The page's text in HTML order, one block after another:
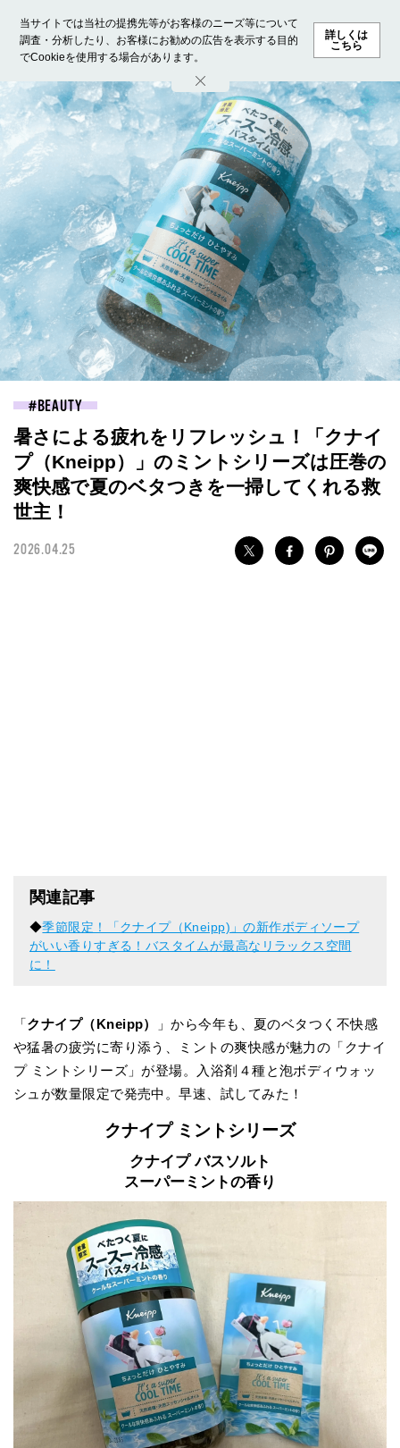
当サイトでは当社の提携先等がお客様のニーズ等について
調査・分析したり、お客様にお勧めの広告を表示する目的
でCookieを使用する場合があります。
詳しくは
こちら
ホーム モデル募集 ランキング ファッション ビューテ
BEAUTY
暑さによる疲れをリフレッシュ！「クナイ
プ（Kneipp）」のミントシリーズは圧巻の
爽快感で夏のベタつきを一掃してくれる救
世主！
2026.04.25
関連記事
◆季節限定！「クナイプ（Kneipp)」の新作ボディソープ
がいい香りすぎる！バスタイムが最高なリラックス空間
に！
「クナイプ（Kneipp）
」から今年も、夏のベタつく不快感
や猛暑の疲労に寄り添う、ミントの爽快感が魅力の「クナイ
プ ミントシリーズ」が登場。入浴剤４種と泡ボディウォッ
シュが数量限定で発売中。早速、試してみた！
クナイプ ミントシリーズ
クナイプ バスソルト
スーパーミントの香り